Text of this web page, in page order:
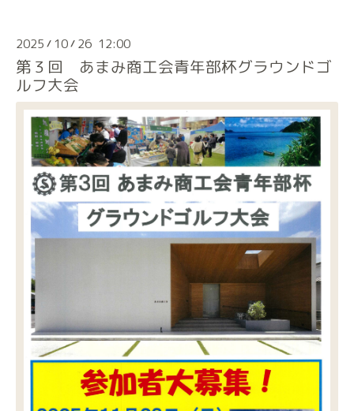
2025 / 10/ 26 12:00
第３回 あまみ商工会青年部杯グラウンドゴ
ルフ大会